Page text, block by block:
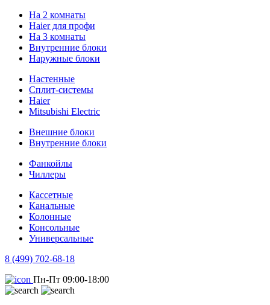
На 2 комнаты
Haier для профи
На 3 комнаты
Внутренние блоки
Наружные блоки
Настенные
Сплит-системы
Haier
Mitsubishi Electric
Внешние блоки
Внутренние блоки
Фанкойлы
Чиллеры
Кассетные
Канальные
Колонные
Консольные
Универсальные
8 (499) 702-68-18
Пн-Пт 09:00-18:00